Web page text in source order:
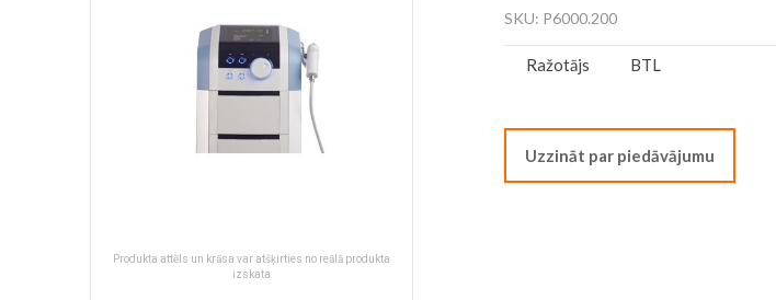
SKU P6000.200
Vairāk
informācijas
Ražotājs BTL
Uzzināt par piedāvājumu
Produkta attēls un krāsa var atšķirties no reālā produkta
izskata